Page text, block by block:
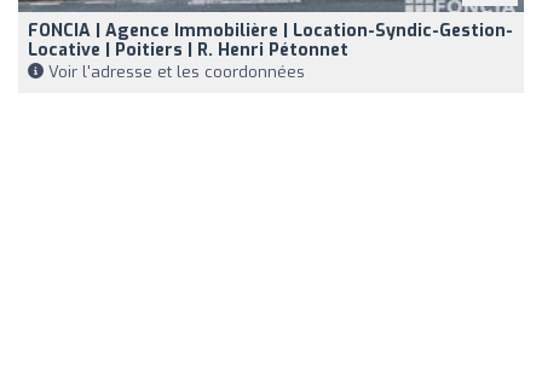
FONCIA | Agence Immobilière | Location-Syndic-Gestion-
Locative | Poitiers | R. Henri Pétonnet
Voir l'adresse et les coordonnées